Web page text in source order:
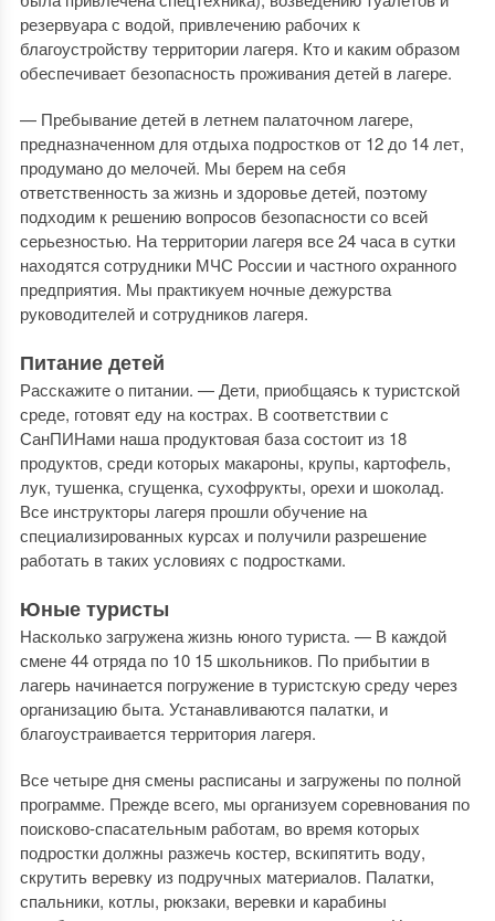
резервуара с водой, привлечению рабочих к
благоустройству территории лагеря. Кто и каким образом
обеспечивает безопасность проживания детей в лагере.
— Пребывание детей в летнем палаточном лагере,
предназначенном для отдыха подростков от 12 до 14 лет,
продумано до мелочей. Мы берем на себя
ответственность за жизнь и здоровье детей, поэтому
подходим к решению вопросов безопасности со всей
серьезностью. На территории лагеря все 24 часа в сутки
находятся сотрудники МЧС России и частного охранного
предприятия. Мы практикуем ночные дежурства
руководителей и сотрудников лагеря.
Питание детей
Расскажите о питании. — Дети, приобщаясь к туристской
среде, готовят еду на кострах. В соответствии с
СанПИНами наша продуктовая база состоит из 18
продуктов, среди которых макароны, крупы, картофель,
лук, тушенка, сгущенка, сухофрукты, орехи и шоколад.
Все инструкторы лагеря прошли обучение на
специализированных курсах и получили разрешение
работать в таких условиях с подростками.
Юные туристы
Насколько загружена жизнь юного туриста. — В каждой
смене 44 отряда по 10 15 школьников. По прибытии в
лагерь начинается погружение в туристскую среду через
организацию быта. Устанавливаются палатки, и
благоустраивается территория лагеря.
Все четыре дня смены расписаны и загружены по полной
программе. Прежде всего, мы организуем соревнования по
поисково-спасательным работам, во время которых
подростки должны разжечь костер, вскипятить воду,
скрутить веревку из подручных материалов. Палатки,
спальники, котлы, рюкзаки, веревки и карабины